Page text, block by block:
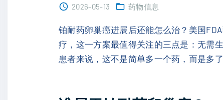
2026-05-13 药物信息
铂耐药卵巢癌进展后还能怎么治？美国
疗，这一方案最值得关注的三点是：无需
患者来说，这不是简单多一个药，而是多